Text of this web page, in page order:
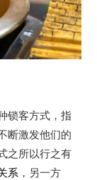
锁客方式，指
断激发他们的
之所以行之有
系 ，另一方